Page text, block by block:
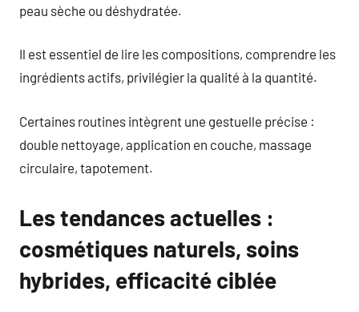
peau sèche ou déshydratée.
Il est essentiel de lire les compositions, comprendre les
ingrédients actifs, privilégier la qualité à la quantité.
Certaines routines intègrent une gestuelle précise :
double nettoyage, application en couche, massage
circulaire, tapotement.
Les tendances actuelles :
cosmétiques naturels, soins
hybrides, efficacité ciblée